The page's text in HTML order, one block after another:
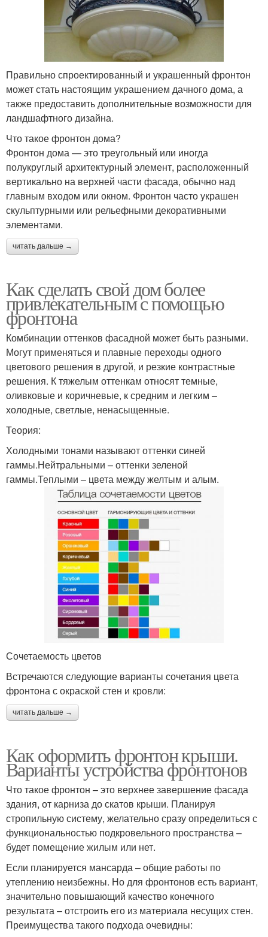
Правильно спроектированный и украшенный фронтон
может стать настоящим украшением дачного дома, а
также предоставить дополнительные возможности для
ландшафтного дизайна.
Что такое фронтон дома?
Фронтон дома — это треугольный или иногда
полукруглый архитектурный элемент, расположенный
вертикально на верхней части фасада, обычно над
главным входом или окном. Фронтон часто украшен
скульптурными или рельефными декоративными
элементами.
читать дальше →
Как сделать свой дом более
привлекательным с помощью
фронтона
Комбинации оттенков фасадной может быть разными.
Могут применяться и плавные переходы одного
цветового решения в другой, и резкие контрастные
решения. К тяжелым оттенкам относят темные,
оливковые и коричневые, к средним и легким –
холодные, светлые, ненасыщенные.
Теория:
Холодными тонами называют оттенки синей
гаммы.Нейтральными – оттенки зеленой
гаммы.Теплыми – цвета между желтым и алым.
Сочетаемость цветов
Встречаются следующие варианты сочетания цвета
фронтона с окраской стен и кровли:
читать дальше →
Как оформить фронтон крыши.
Варианты устройства фронтонов
Что такое фронтон – это верхнее завершение фасада
здания, от карниза до скатов крыши. Планируя
стропильную систему, желательно сразу определиться с
функциональностью подкровельного пространства –
будет помещение жилым или нет.
Если планируется мансарда – общие работы по
утеплению неизбежны. Но для фронтонов есть вариант,
значительно повышающий качество конечного
результата – отстроить его из материала несущих стен.
Преимущества такого подхода очевидны: